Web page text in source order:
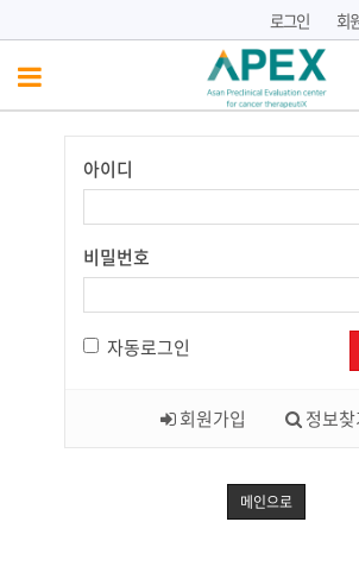
로그인 회
Have
Nice
Day!
아이디
비밀번호
자동로그인
회원가입 정보찾
메인으로